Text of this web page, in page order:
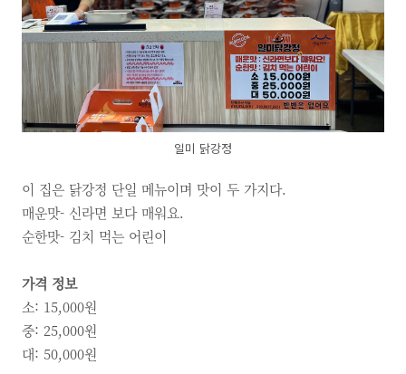
일미 닭강정
이 집은 닭강정 단일 메뉴이며 맛이 두 가지다.
매운맛- 신라면 보다 매워요.
순한맛- 김치 먹는 어린이
가격 정보
소: 15,000원
중: 25,000원
대: 50,000원